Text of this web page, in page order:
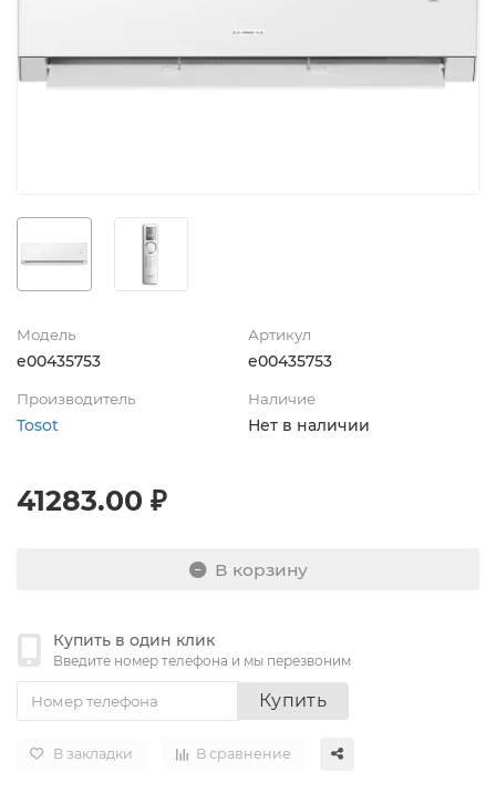
Модель
e00435753
Артикул
e00435753
Производитель
Tosot
Наличие
Нет в наличии
41283.00 ₽
В корзину
Купить в один клик
Введите номер телефона и мы перезвоним
Купить
В закладки В сравнение